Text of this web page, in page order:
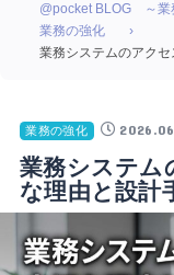
@pocket BLOG ～業
業務の強化
業務システムのアク
業務の強化
業務システム
な理由と設計